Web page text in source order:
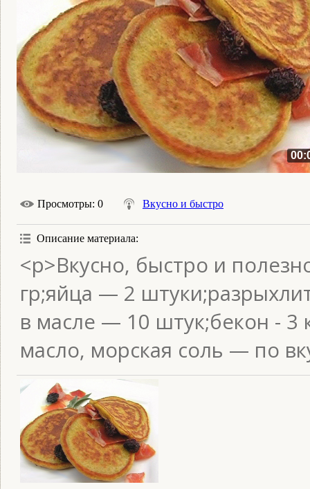
Просмотры: 0 Вкусно и быстро
Описание материала:
<p>Вкусно, быстро и
гр;яйца — 2
в масле — 10 штук;бекон - 3
масло, морская соль — по